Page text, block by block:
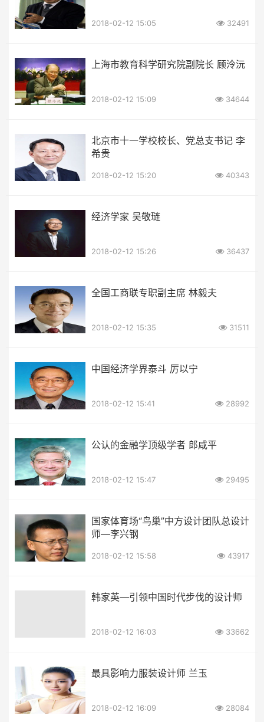
2018-02-12 15:05 32491
上海市教育科学研究院副院长 顾泠沅
2018-02-12 15:09 34644
北京市十一学校校长、党总支书记 李
希贵
2018-02-12 15:20 40343
经济学家 吴敬琏
2018-02-12 15:26 36437
全国工商联专职副主席 林毅夫
2018-02-12 15:35 31511
中国经济学界泰斗 厉以宁
2018-02-12 15:41 28992
公认的金融学顶级学者 郎咸平
2018-02-12 15:47 29495
国家体育场“鸟巢”中方设计团队总设计
师—李兴钢
2018-02-12 15:58 43917
韩家英—引领中国时代步伐的设计师
2018-02-12 16:03 33662
最具影响力服装设计师 兰玉
2018-02-12 16:09 28084